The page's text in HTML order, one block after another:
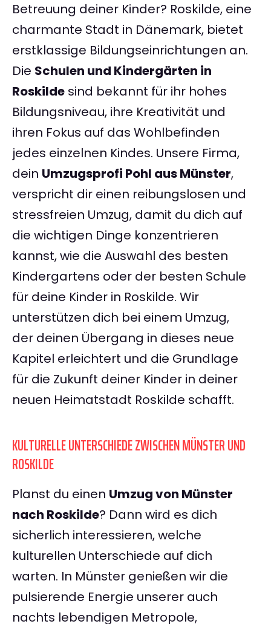
Betreuung deiner Kinder? Roskilde, eine
charmante Stadt in Dänemark, bietet
erstklassige Bildungseinrichtungen an.
Die Schulen und Kindergärten in
Roskilde sind bekannt für ihr hohes
Bildungsniveau, ihre Kreativität und
ihren Fokus auf das Wohlbefinden
jedes einzelnen Kindes. Unsere Firma,
dein Umzugsprofi Pohl aus Münster,
verspricht dir einen reibungslosen und
stressfreien Umzug, damit du dich auf
die wichtigen Dinge konzentrieren
kannst, wie die Auswahl des besten
Kindergartens oder der besten Schule
für deine Kinder in Roskilde. Wir
unterstützen dich bei einem Umzug,
der deinen Übergang in dieses neue
Kapitel erleichtert und die Grundlage
für die Zukunft deiner Kinder in deiner
neuen Heimatstadt Roskilde schafft.
KULTURELLE UNTERSCHIEDE ZWISCHEN MÜNSTER UND
ROSKILDE
Planst du einen Umzug von Münster
nach Roskilde? Dann wird es dich
sicherlich interessieren, welche
kulturellen Unterschiede auf dich
warten. In Münster genießen wir die
pulsierende Energie unserer auch
nachts lebendigen Metropole,